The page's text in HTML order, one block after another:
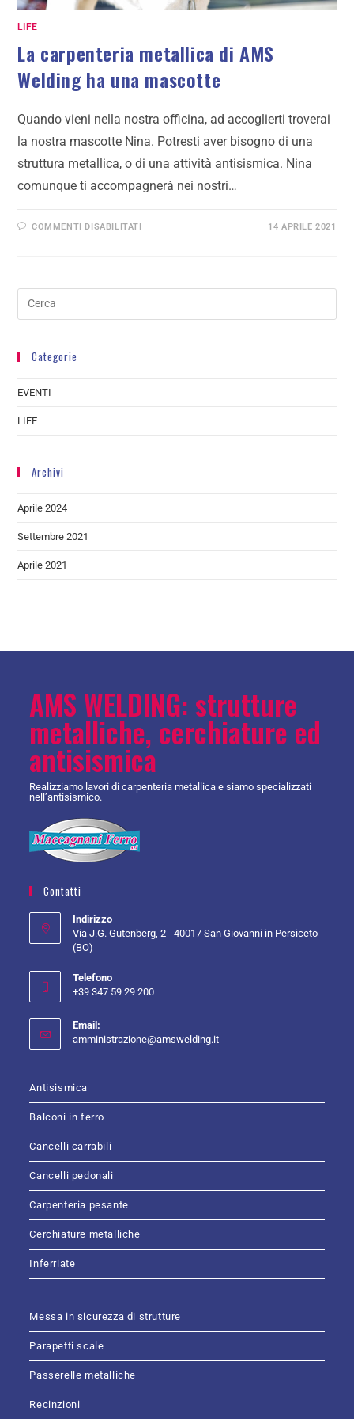
LIFE
La carpenteria metallica di AMS
Welding ha una mascotte
Quando vieni nella nostra officina, ad accoglierti troverai
la nostra mascotte Nina. Potresti aver bisogno di una
struttura metallica, o di una attività antisismica. Nina
comunque ti accompagnerà nei nostri…
COMMENTI DISABILITATI 14 APRILE 2021
Categorie
EVENTI
LIFE
Archivi
Aprile 2024
Settembre 2021
Aprile 2021
AMS WELDING: strutture
metalliche, cerchiature ed
antisismica
Realizziamo lavori di carpenteria metallica e siamo specializzati
nell’antisismico.
Contatti
Indirizzo
Via J.G. Gutenberg, 2 - 40017 San Giovanni in Persiceto
(BO)
Telefono
+39 347 59 29 200
Email:
amministrazione@amswelding.it
Antisismica
Balconi in ferro
Cancelli carrabili
Cancelli pedonali
Carpenteria pesante
Cerchiature metalliche
Inferriate
Messa in sicurezza di strutture
Parapetti scale
Passerelle metalliche
Recinzioni